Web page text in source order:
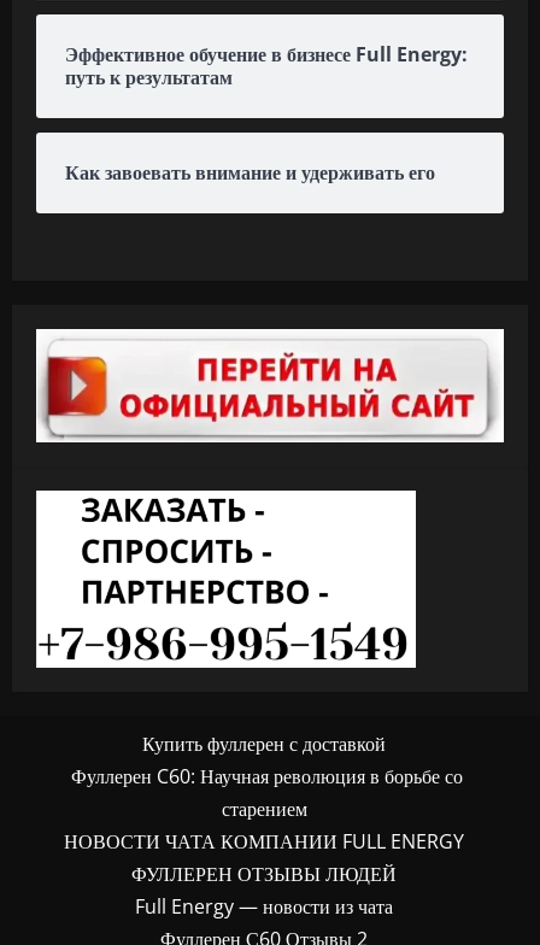
Эффективное обучение в бизнесе Full Energy:
путь к результатам
Как завоевать внимание и удерживать его
Купить фуллерен с доставкой
Фуллерен C60: Научная революция в борьбе со
старением
НОВОСТИ ЧАТА КОМПАНИИ FULL ENERGY
ФУЛЛЕРЕН ОТЗЫВЫ ЛЮДЕЙ
Full Energy — новости из чата
Фуллерен С60 Отзывы 2